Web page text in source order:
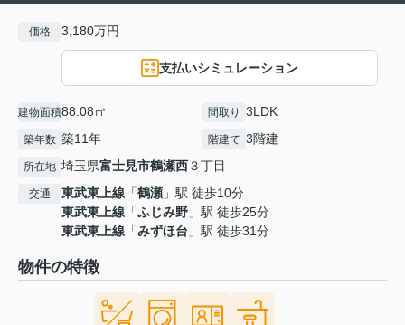
価格 3,180万円
支払いシミュレーション
建物面積88.08㎡ 間取り 3LDK
築年数 築11年 階建て 3階建
所在地 埼玉県富士見市鶴瀬西３丁目
交通 東武東上線 「鶴瀬 」駅 徒歩10分
東武東上線 「ふじみ野 」駅 徒歩25分
東武東上線 「みずほ台 」駅 徒歩31分
物件の特徴